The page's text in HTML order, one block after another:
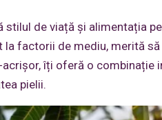
stilul de viață și alimentația
factorii de mediu, merită
îți oferă o
pielii.